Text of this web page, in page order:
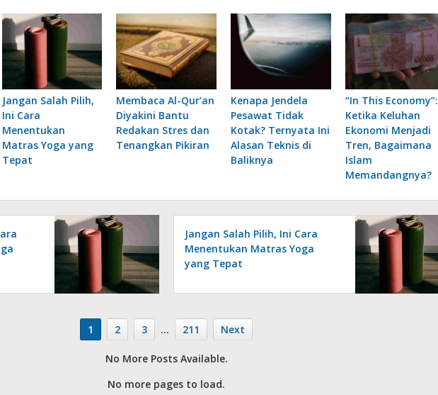
Jangan Salah Pilih,
Ini Cara
Menentukan
Matras Yoga yang
Tepat
Membaca Al-Qur’an
Diyakini Bantu
Redakan Stres dan
Tenangkan Pikiran
Kenapa Jendela
Pesawat Tidak
Kotak? Ternyata Ini
Alasan Teknis di
Baliknya
“In This Economy”:
Ketika Keluhan
Ekonomi Menjadi
Tren, Bagaimana
Islam
Memandangnya?
Jangan Salah Pilih, Ini Cara
Menentukan Matras Yoga
yang Tepat
1 2 3 … 211 Next
No More Posts Available.
No more pages to load.